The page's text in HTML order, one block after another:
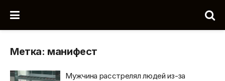
Метка: манифест
Мужчина расстрелял людей из-за